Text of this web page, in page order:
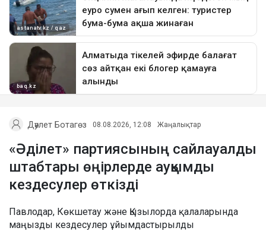
Дәулет Ботагөз 08.08.2026, 12:08 Жаңалықтар
«Әділет» партиясының сайлауалды
штабтары өңірлерде ауқымды
кездесулер өткізді
Павлодар, Көкшетау және Қызылорда қалаларында
маңызды кездесулер ұйымдастырылды